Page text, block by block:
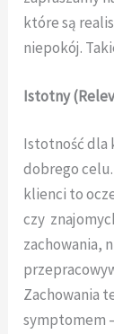
które są
niepokój.
Istotny
Istotność dla
dobrego
klienci to
czy
zachowania,
Zachowania
symptomem